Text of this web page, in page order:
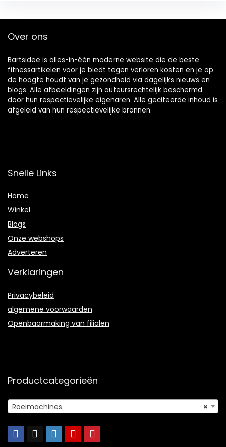
Over ons
Bartsidee is alles-in-één moderne website die de beste
fitnessartikelen voor je biedt tegen verloren kosten en je op
de hoogte houdt van je gezondheid via dagelijks nieuws en
blogs. Alle afbeeldingen zijn auteursrechtelijk beschermd
door hun respectievelijke eigenaren. Alle geciteerde inhoud is
afgeleid van hun respectievelijke bronnen.
Snelle Links
Home
Winkel
Blogs
Onze webshops
Adverteren
Verklaringen
Privacybeleid
algemene voorwaarden
Openbaarmaking van filialen
Productcategorieën
×
Roeimachines